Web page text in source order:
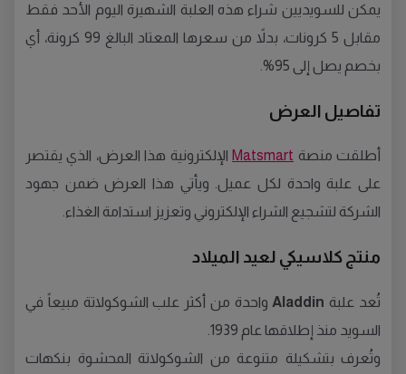
يمكن للسويديين شراء هذه العلبة الشهيرة اليوم الأحد فقط
مقابل 5 كرونات، بدلاً من سعرها المعتاد البالغ 99 كرونة، أي
بخصم يصل إلى 95%.
تفاصيل العرض
أطلقت منصة Matsmart الإلكترونية هذا العرض، الذي يقتصر
على علبة واحدة لكل عميل. ويأتي هذا العرض ضمن جهود
الشركة لتشجيع الشراء الإلكتروني وتعزيز استدامة الغذاء.
منتج كلاسيكي لعيد الميلاد
تُعد علبة Aladdin واحدة من أكثر علب الشوكولاتة مبيعاً في
السويد منذ إطلاقها عام 1939.
وتُعرف بتشكيلة متنوعة من الشوكولاتة المحشوة بنكهات